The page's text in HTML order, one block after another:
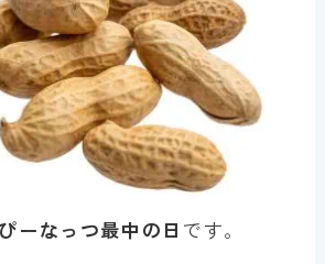
ーなっつ最中の日 です。